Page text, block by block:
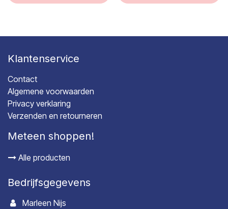
Klantenservice
Contact
Algemene voorwaarden
Privacy verklaring
Verzenden en retourneren
Meteen shoppen!
Alle producten
Bedrijfsgegevens
Marleen Nijs